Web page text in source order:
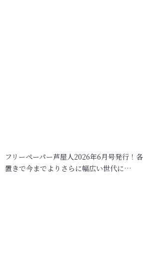
フリーペーパー芦屋人2026年6月号発行！
置きで今までよりさらに幅広い世代に…